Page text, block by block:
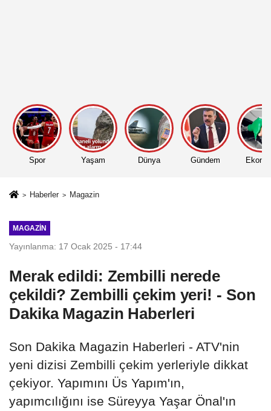
Spor Yaşam Dünya Gündem
Haberler Magazin
MAGAZIN
Yayınlanma: 17 Ocak 2025 - 17:44
Merak edildi: Zembilli nerede
çekildi? Zembilli çekim yeri! - Son
Dakika Magazin Haberleri
Son Dakika Magazin Haberleri - ATV'nin
yeni dizisi Zembilli çekim yerleriyle dikkat
çekiyor. Yapımını Üs Yapım'ın,
yapımcılığını ise Süreyya Yaşar Önal'ın